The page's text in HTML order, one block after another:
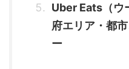
Uber Eats（ウ
府エリア・都
ー